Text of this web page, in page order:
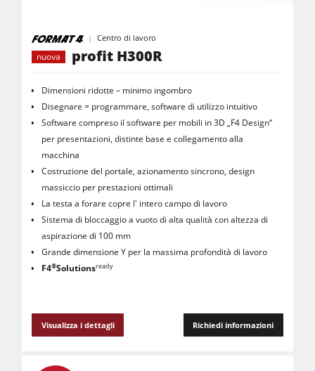
Centro di lavoro
nuova
profit H300R
Dimensioni ridotte – minimo ingombro
Disegnare = programmare, software di utilizzo intuitivo
Software compreso il software per mobili in 3D „F4 Design“
per presentazioni, distinte base e collegamento alla
macchina
Costruzione del portale, azionamento sincrono, design
massiccio per prestazioni ottimali
La testa a forare copre l' intero campo di lavoro
Sistema di bloccaggio a vuoto di alta qualità con altezza di
aspirazione di 100 mm
Grande dimensione Y per la massima profondità di lavoro
F4®Solutionsready
Visualizza i dettagli Richiedi informazioni